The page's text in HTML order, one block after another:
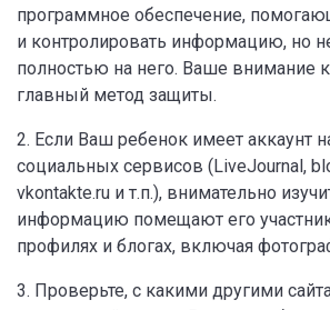
программное обеспечение,
и контролировать информацию, но
полностью на него. Ваше внимание
главный метод защиты.
2. Если Ваш ребенок имеет аккаунт
социальных сервисов (LiveJournal,
vkontakte.ru и т.п.), внимательно
информацию помещают его
профилях и блогах, включая
3. Проверьте, с какими другими